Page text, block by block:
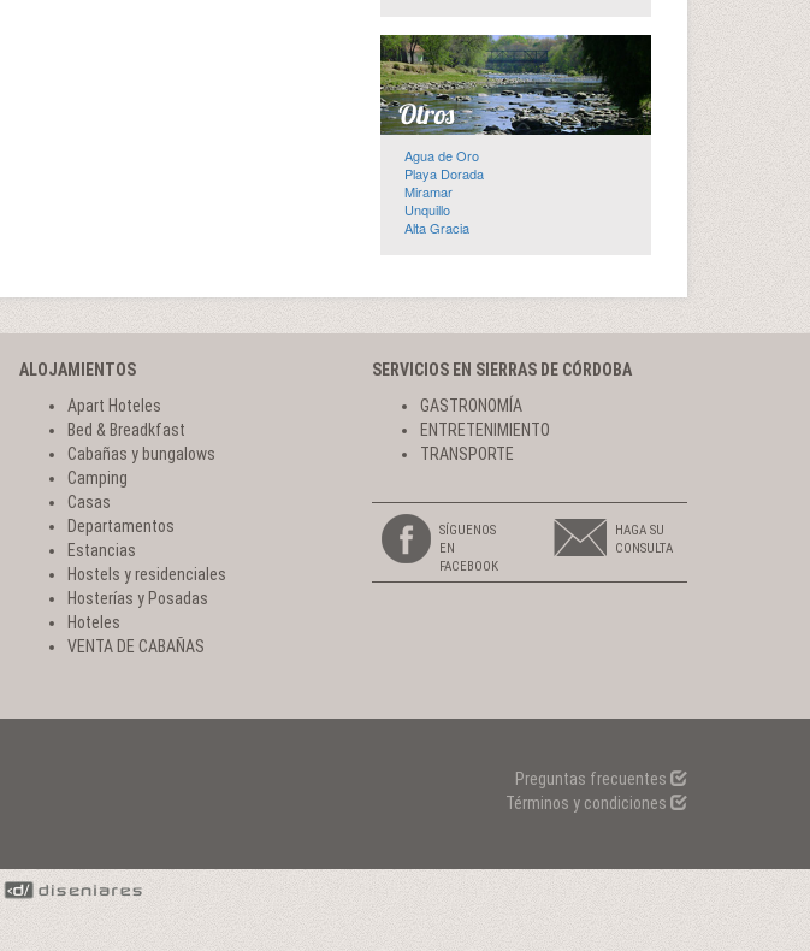
Agua de Oro
Playa Dorada
Miramar
Unquillo
Alta Gracia
ALOJAMIENTOS
Apart Hoteles
Bed & Breadkfast
Cabañas y bungalows
Camping
Casas
Departamentos
Estancias
Hostels y residenciales
Hosterías y Posadas
Hoteles
VENTA DE CABAÑAS
SERVICIOS EN SIERRAS DE CÓRDOBA
GASTRONOMÍA
ENTRETENIMIENTO
TRANSPORTE
SÍGUENOS
EN
FACEBOOK
HAGA SU
CONSULTA
Preguntas frecuentes
Términos y condiciones